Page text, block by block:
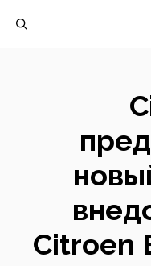
Citroen